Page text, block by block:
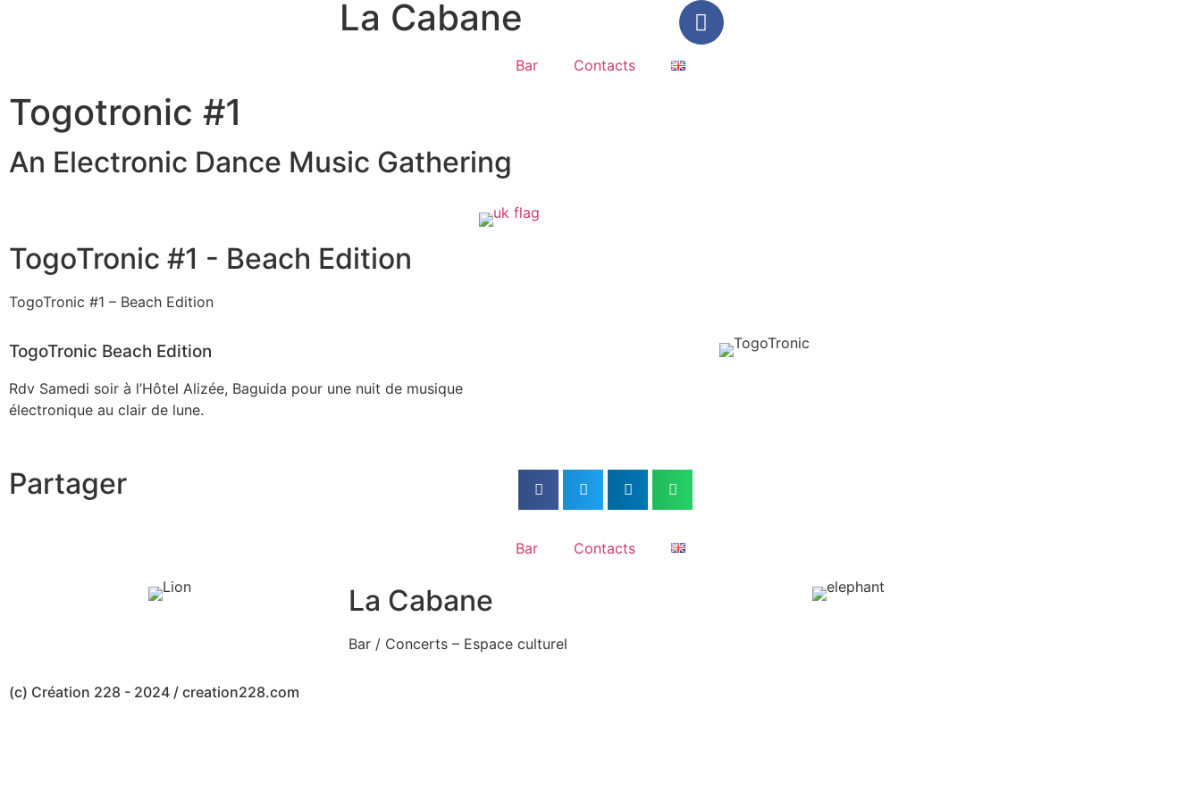
La Cabane
Bar Contacts
Togotronic #1
An Electronic Dance Music Gathering
TogoTronic #1 - Beach Edition
TogoTronic #1 – Beach Edition
TogoTronic Beach Edition
Rdv Samedi soir à l’Hôtel Alizée, Baguida pour une nuit de musique
électronique au clair de lune.
Partager
Bar Contacts
La Cabane
Bar / Concerts – Espace culturel
(c) Création 228 - 2024 / creation228.com